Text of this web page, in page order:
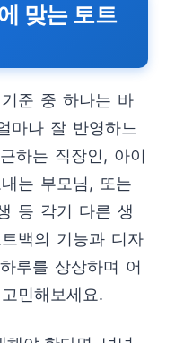
맞는 토트
준 중 하나는 바
마나 잘 반영하느
하는 직장인, 아이
는 부모님, 또는
등 각기 다른 생
백의 기능과 디자
루를 상상하며 어
민해보세요.